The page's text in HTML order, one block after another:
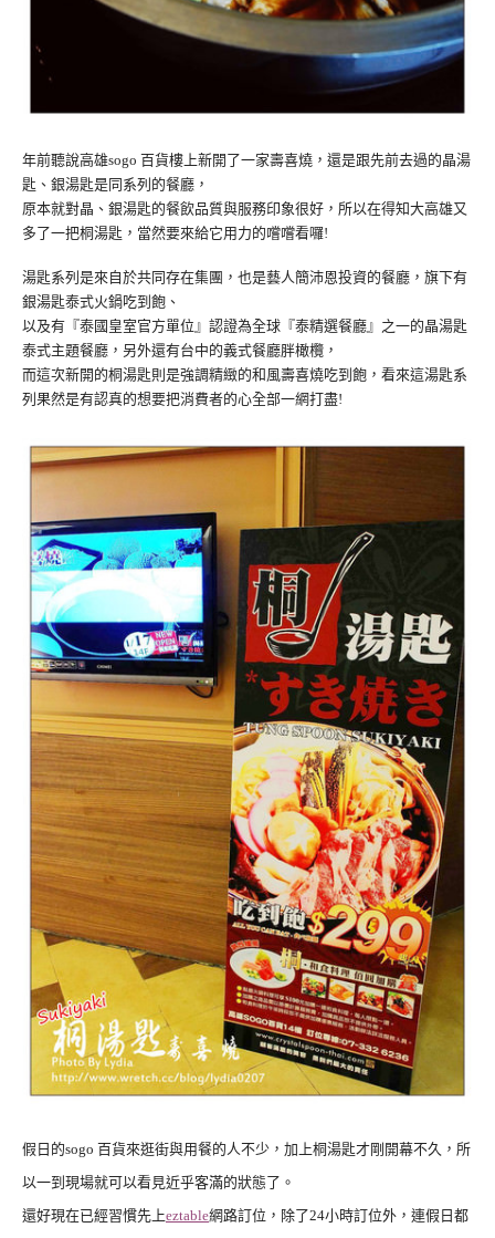
年前聽說高雄sogo 百貨樓上新開了一家壽喜燒，還是跟先前去過的晶湯
匙、銀湯匙是同系列的餐廳，
原本就對晶、銀湯匙的餐飲品質與服務印象很好，所以在得知大高雄又
多了一把桐湯匙，當然要來給它用力的嚐嚐看囉!
湯匙系列是來自於共同存在集團，也是藝人簡沛恩投資的餐廳，旗下有
銀湯匙泰式火鍋吃到飽、
以及有『泰國皇室官方單位』認證為全球『泰精選餐廳』之一的晶湯匙
泰式主題餐廳，另外還有台中的義式餐廳胖橄欖，
而這次新開的桐湯匙則是強調精緻的和風壽喜燒吃到飽，看來這湯匙系
列果然是有認真的想要把消費者的心全部一網打盡!
假日的sogo 百貨來逛街與用餐的人不少，加上桐湯匙才剛開幕不久，所
以一到現場就可以看見近乎客滿的狀態了。
還好現在已經習慣先上eztable網路訂位，除了24小時訂位外，連假日都